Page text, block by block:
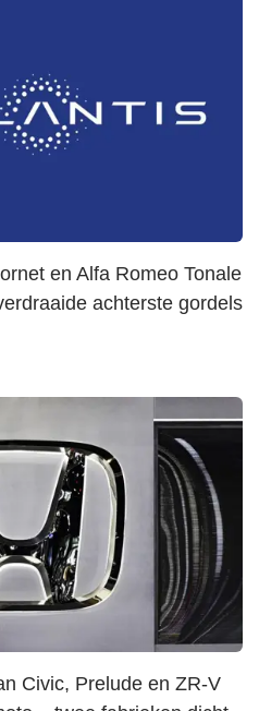
en Alfa Romeo Tonale
achterste gordels
Civic, Prelude en ZR-V